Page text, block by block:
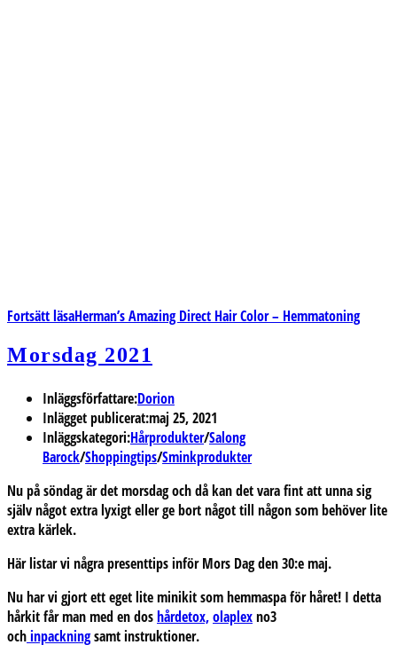
Fortsätt läsaHerman’s Amazing Direct Hair Color – Hemmatoning
Morsdag 2021
Inläggsförfattare:Dorion
Inlägget publicerat:maj 25, 2021
Inläggskategori:Hårprodukter/Salong
Barock/Shoppingtips/Sminkprodukter
Nu på söndag är det morsdag och då kan det vara fint att unna sig
själv något extra lyxigt eller ge bort något till någon som behöver lite
extra kärlek.
Här listar vi några presenttips inför Mors Dag den 30:e maj.
Nu har vi gjort ett eget lite minikit som hemmaspa för håret! I detta
hårkit får man med en doshårdetox,olaplexno3
ochinpackningsamt instruktioner.